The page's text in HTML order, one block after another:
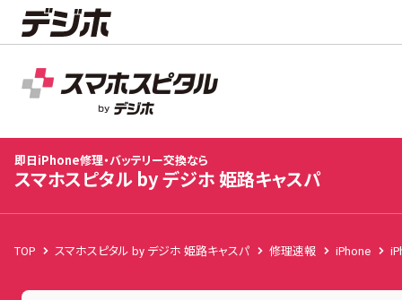
スマホスピタル by デジホ 姫路キャスパ
店舗TOP 修理料金 修理速報 お客様の声 お
即日iPhone修理・バッテリー交換なら
スマホスピタル by デジホ 姫路キャスパ
TOP スマホスピタル by デジホ 姫路キャスパ 修理速報 iPhone